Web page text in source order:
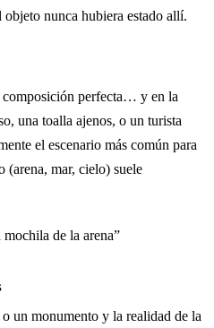
nunca hubiera estado allí.
composición perfecta… y en la
una toalla ajenos, o un turista
el escenario más común para
(arena, mar, cielo) suele
de la arena”
un monumento y la realidad de la